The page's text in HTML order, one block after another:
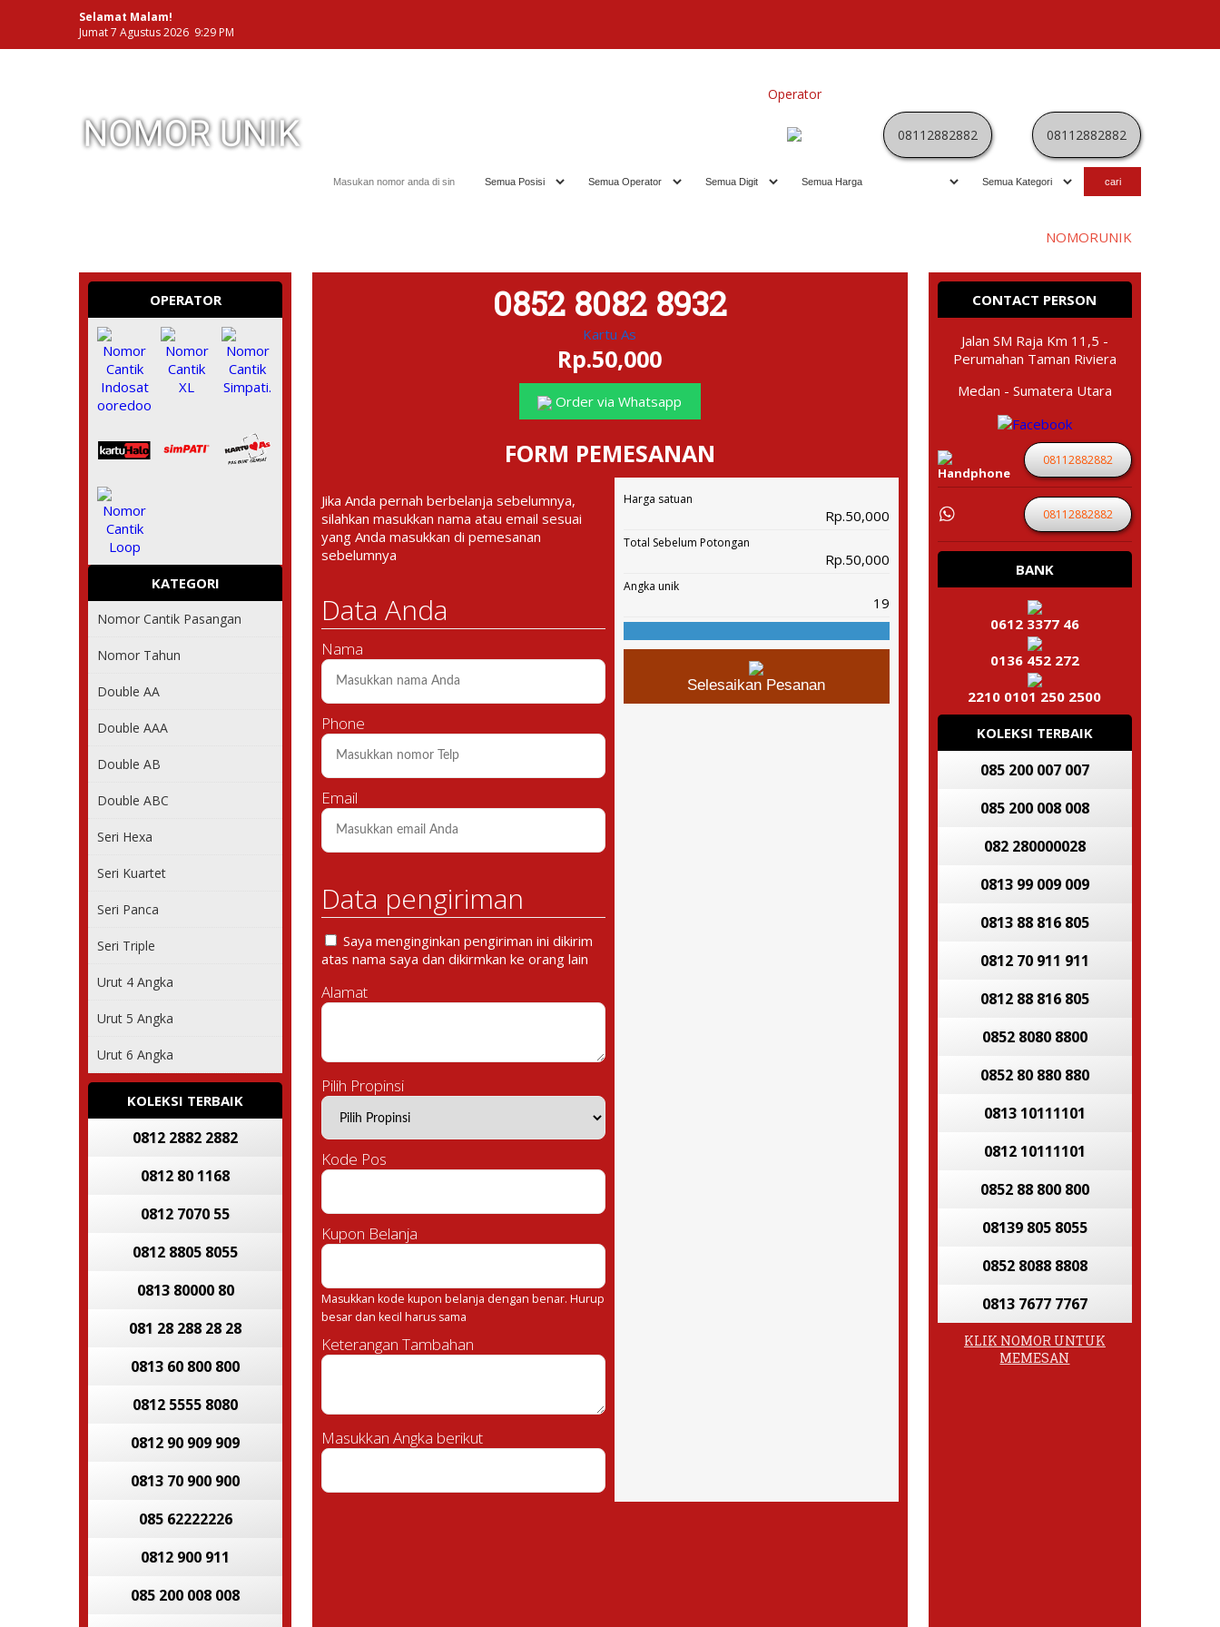
Selamat Malam!
Jumat 7 Agustus 2026 9:29 PM
Operator
08112882882 08112882882
NOMORUNIK- nomor
OPERATOR
KATEGORI
Nomor Cantik Pasangan
Nomor Tahun
Double AA
Double AAA
Double AB
Double ABC
Seri Hexa
Seri Kuartet
Seri Panca
Seri Triple
Urut 4 Angka
Urut 5 Angka
Urut 6 Angka
KOLEKSI TERBAIK
0812 2882 2882
0812 80 1168
0812 7070 55
0812 8805 8055
0813 80000 80
081 28 288 28 28
0813 60 800 800
0812 5555 8080
0812 90 909 909
0813 70 900 900
085 62222226
0812 900 911
085 200 008 008
0852 8082 8932
Kartu As
Rp.50,000
Order via Whatsapp
FORM PEMESANAN
Jika Anda pernah berbelanja sebelumnya,
silahkan masukkan nama atau email sesuai
yang Anda masukkan di pemesanan
sebelumnya
Data Anda
Nama
Phone
Email
Data pengiriman
Saya menginginkan pengiriman ini dikirim
atas nama saya dan dikirmkan ke orang lain
Alamat
Pilih Propinsi
Kode Pos
Kupon Belanja
Masukkan kode kupon belanja dengan benar. Hurup
besar dan kecil harus sama
Keterangan Tambahan
Masukkan Angka berikut
Harga satuan
Rp.50,000
Total Sebelum Potongan
Rp.50,000
Angka unik
19
Selesaikan Pesanan
CONTACT PERSON
Jalan SM Raja Km 11,5 -
Perumahan Taman Riviera
Medan - Sumatera Utara
08112882882
08112882882
BANK
0612 3377 46
0136 452 272
2210 0101 250 2500
KOLEKSI TERBAIK
085 200 007 007
085 200 008 008
082 280000028
0813 99 009 009
0813 88 816 805
0812 70 911 911
0812 88 816 805
0852 8080 8800
0852 80 880 880
0813 10111101
0812 10111101
0852 88 800 800
08139 805 8055
0852 8088 8808
0813 7677 7767
KLIK NOMOR UNTUK
MEMESAN